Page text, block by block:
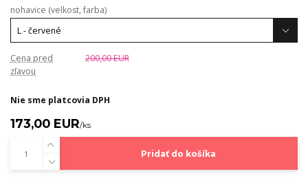
nohavice (velkost, farba)
Cena pred
zľavou
200,00 EUR
Nie sme platcovia DPH
173,00 EUR/ks
Pridať do košíka